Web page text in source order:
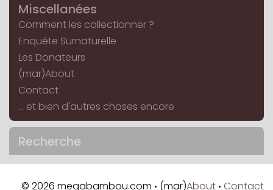
Miscellanées
Comment les collectionner ?
Enquête Surnaturelle
Les Donateurs
(mar)About
Contact
... et bien d'autres choses encore
Recherche
© 2026 megabambou.com • (mar)About • Contact